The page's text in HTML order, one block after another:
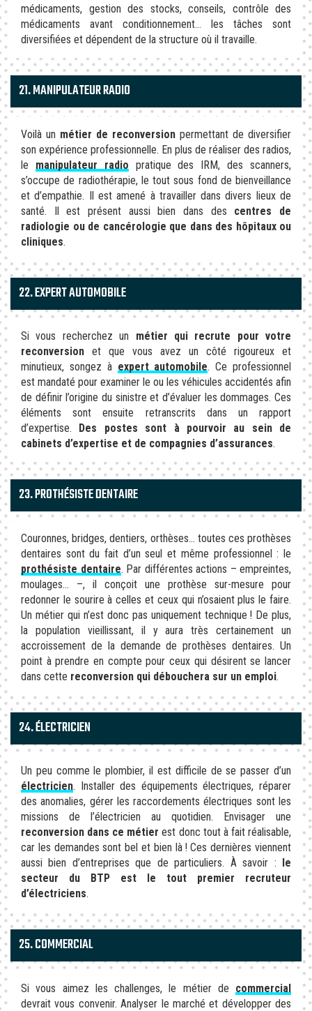
médicaments, gestion des stocks, conseils, contrôle des
médicaments avant conditionnement… les tâches sont
diversifiées et dépendent de la structure où il travaille.
21. MANIPULATEUR RADIO
Voilà un métier de reconversion permettant de diversifier
son expérience professionnelle. En plus de réaliser des radios,
le manipulateur radio pratique des IRM, des scanners,
s’occupe de radiothérapie, le tout sous fond de bienveillance
et d’empathie. Il est amené à travailler dans divers lieux de
santé. Il est présent aussi bien dans des centres de
radiologie ou de cancérologie que dans des hôpitaux ou
cliniques.
22. EXPERT AUTOMOBILE
Si vous recherchez un métier qui recrute pour votre
reconversion et que vous avez un côté rigoureux et
minutieux, songez à expert automobile. Ce professionnel
est mandaté pour examiner le ou les véhicules accidentés afin
de définir l’origine du sinistre et d’évaluer les dommages. Ces
éléments sont ensuite retranscrits dans un rapport
d’expertise.
Des postes sont à pourvoir au sein de
cabinets d’expertise et de compagnies d’assurances.
23. PROTHÉSISTE DENTAIRE
Couronnes, bridges, dentiers, orthèses… toutes ces prothèses
dentaires sont du fait d’un seul et même professionnel : le
prothésiste dentaire. Par différentes actions – empreintes,
moulages… –, il conçoit une prothèse sur-mesure pour
redonner le sourire à celles et ceux qui n’osaient plus le faire.
Un métier qui n’est donc pas uniquement technique ! De plus,
la population vieillissant, il y aura très certainement un
accroissement de la demande de prothèses dentaires. Un
point à prendre en compte pour ceux qui désirent se lancer
dans cette reconversion qui débouchera sur un emploi.
24. ÉLECTRICIEN
Un peu comme le plombier, il est difficile de se passer d’un
électricien. Installer des équipements électriques, réparer
des anomalies, gérer les raccordements électriques sont les
missions de l’électricien au quotidien. Envisager une
reconversion dans ce métier est donc tout à fait réalisable,
car les demandes sont bel et bien là ! Ces dernières viennent
aussi bien d’entreprises que de particuliers. À savoir :
le
secteur du BTP est le tout premier recruteur
d’électriciens.
25. COMMERCIAL
Si vous aimez les challenges, le métier de commercial
devrait vous convenir. Analyser le marché et développer des